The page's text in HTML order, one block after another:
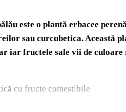
este o plantă erbacee
sau curcubetica. Această
iar fructele sale vii de
cu fructe comestibile